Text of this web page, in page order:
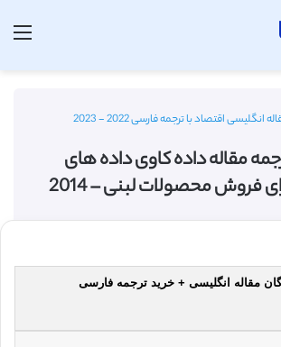
انگلیسی اقتصاد با ترجمه فارسی 2022 - 2023
مقاله داده کاوی داده های
فروش محصولات لبنی – 2014
مقاله انگلیسی + خرید ترجمه فارسی